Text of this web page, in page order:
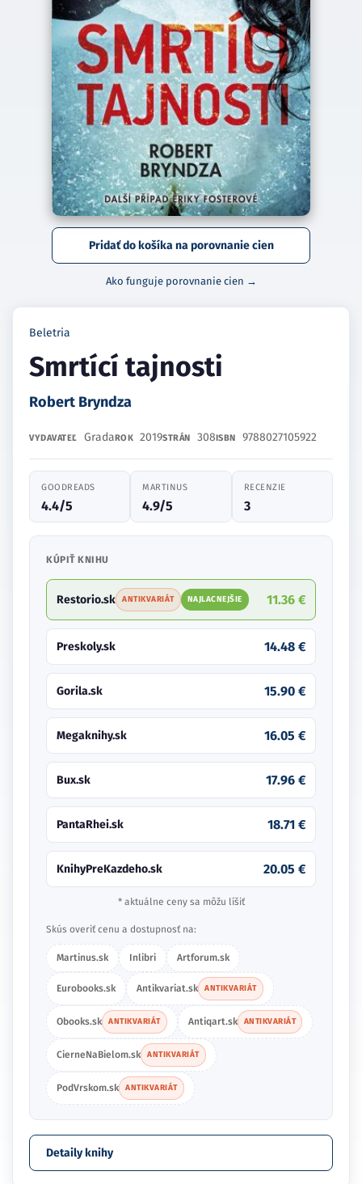
Pridať do košíka na porovnanie cien
Ako funguje porovnanie cien →
Beletria
Smrtící tajnosti
Robert Bryndza
VYDAVATEĽ GradaROK 2019STRÁN 308ISBN 9788027105922
GOODREADS
4.4/5
MARTINUS
4.9/5
RECENZIE
3
KÚPIŤ KNIHU
Restorio.sk ANTIKVARIÁT NAJLACNEJŠIE 11.36 €
Preskoly.sk 14.48 €
Gorila.sk 15.90 €
Megaknihy.sk 16.05 €
Bux.sk 17.96 €
PantaRhei.sk 18.71 €
KnihyPreKazdeho.sk 20.05 €
* aktuálne ceny sa môžu líšiť
Skús overiť cenu a dostupnosť na:
Martinus.sk Inlibri Artforum.sk
Eurobooks.sk Antikvariat.sk ANTIKVARIÁT
Obooks.sk ANTIKVARIÁT Antiqart.sk ANTIKVARIÁT
CierneNaBielom.sk ANTIKVARIÁT
PodVrskom.sk ANTIKVARIÁT
Detaily knihy